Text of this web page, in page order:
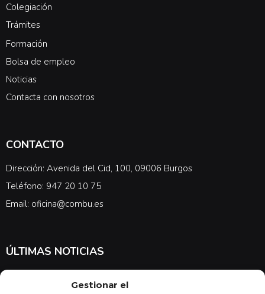
Gestionar el
Colegiación
Trámites
Formación
Bolsa de empleo
Noticias
Contacta con nosotros
CONTACTO
Dirección: Avenida del Cid, 100, 09006 Burgos
Teléfono: 947 20 10 75
Email: oficina@combu.es
ÚLTIMAS NOTICIAS
noticias en cuanto a medicina y el COMBU